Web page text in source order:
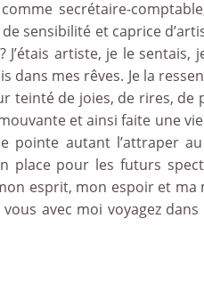
secrétaire-
sensibilité et caprice
artiste, je le sentais,
dans mes rêves. Je la
teinté de joies, de rires, de
et ainsi faite une vie
pointe autant l’attraper
place pour les futurs
esprit, mon espoir et ma
avec moi voyagez dans